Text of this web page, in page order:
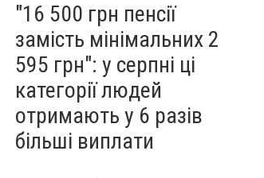
"16 500 грн пенсії
замість мінімальних 2
595 грн": у серпні ці
категорії людей
отримають у 6 разів
більші виплати